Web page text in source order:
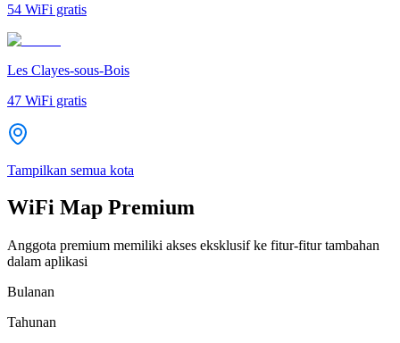
54 WiFi gratis
Les Clayes-sous-Bois
47 WiFi gratis
Tampilkan semua kota
WiFi Map Premium
Anggota premium memiliki akses eksklusif ke fitur-fitur tambahan
dalam aplikasi
Bulanan
Tahunan